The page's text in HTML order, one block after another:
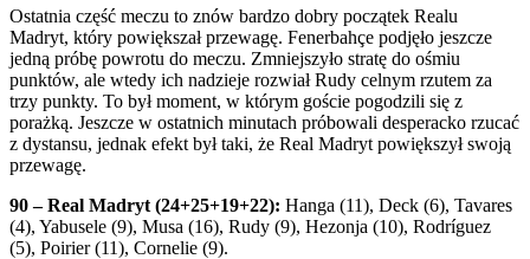
Ostatnia część meczu to znów bardzo dobry początek Realu
Madryt, który powiększał przewagę. Fenerbahçe podjęło jeszcze
jedną próbę powrotu do meczu. Zmniejszyło stratę do ośmiu
punktów, ale wtedy ich nadzieje rozwiał Rudy celnym rzutem za
trzy punkty. To był moment, w którym goście pogodzili się z
porażką. Jeszcze w ostatnich minutach próbowali desperacko rzucać
z dystansu, jednak efekt był taki, że Real Madryt powiększył swoją
przewagę.
90 – Real Madryt (24+25+19+22): Hanga (11), Deck (6), Tavares
(4), Yabusele (9), Musa (16), Rudy (9), Hezonja (10), Rodríguez
(5), Poirier (11), Cornelie (9).